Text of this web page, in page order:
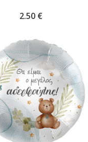
2.50 €